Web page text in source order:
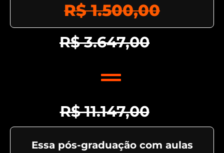
R$ 1.500,00
R$ 3.647,00
R$ 11.147,00
Essa pós-graduação com aulas